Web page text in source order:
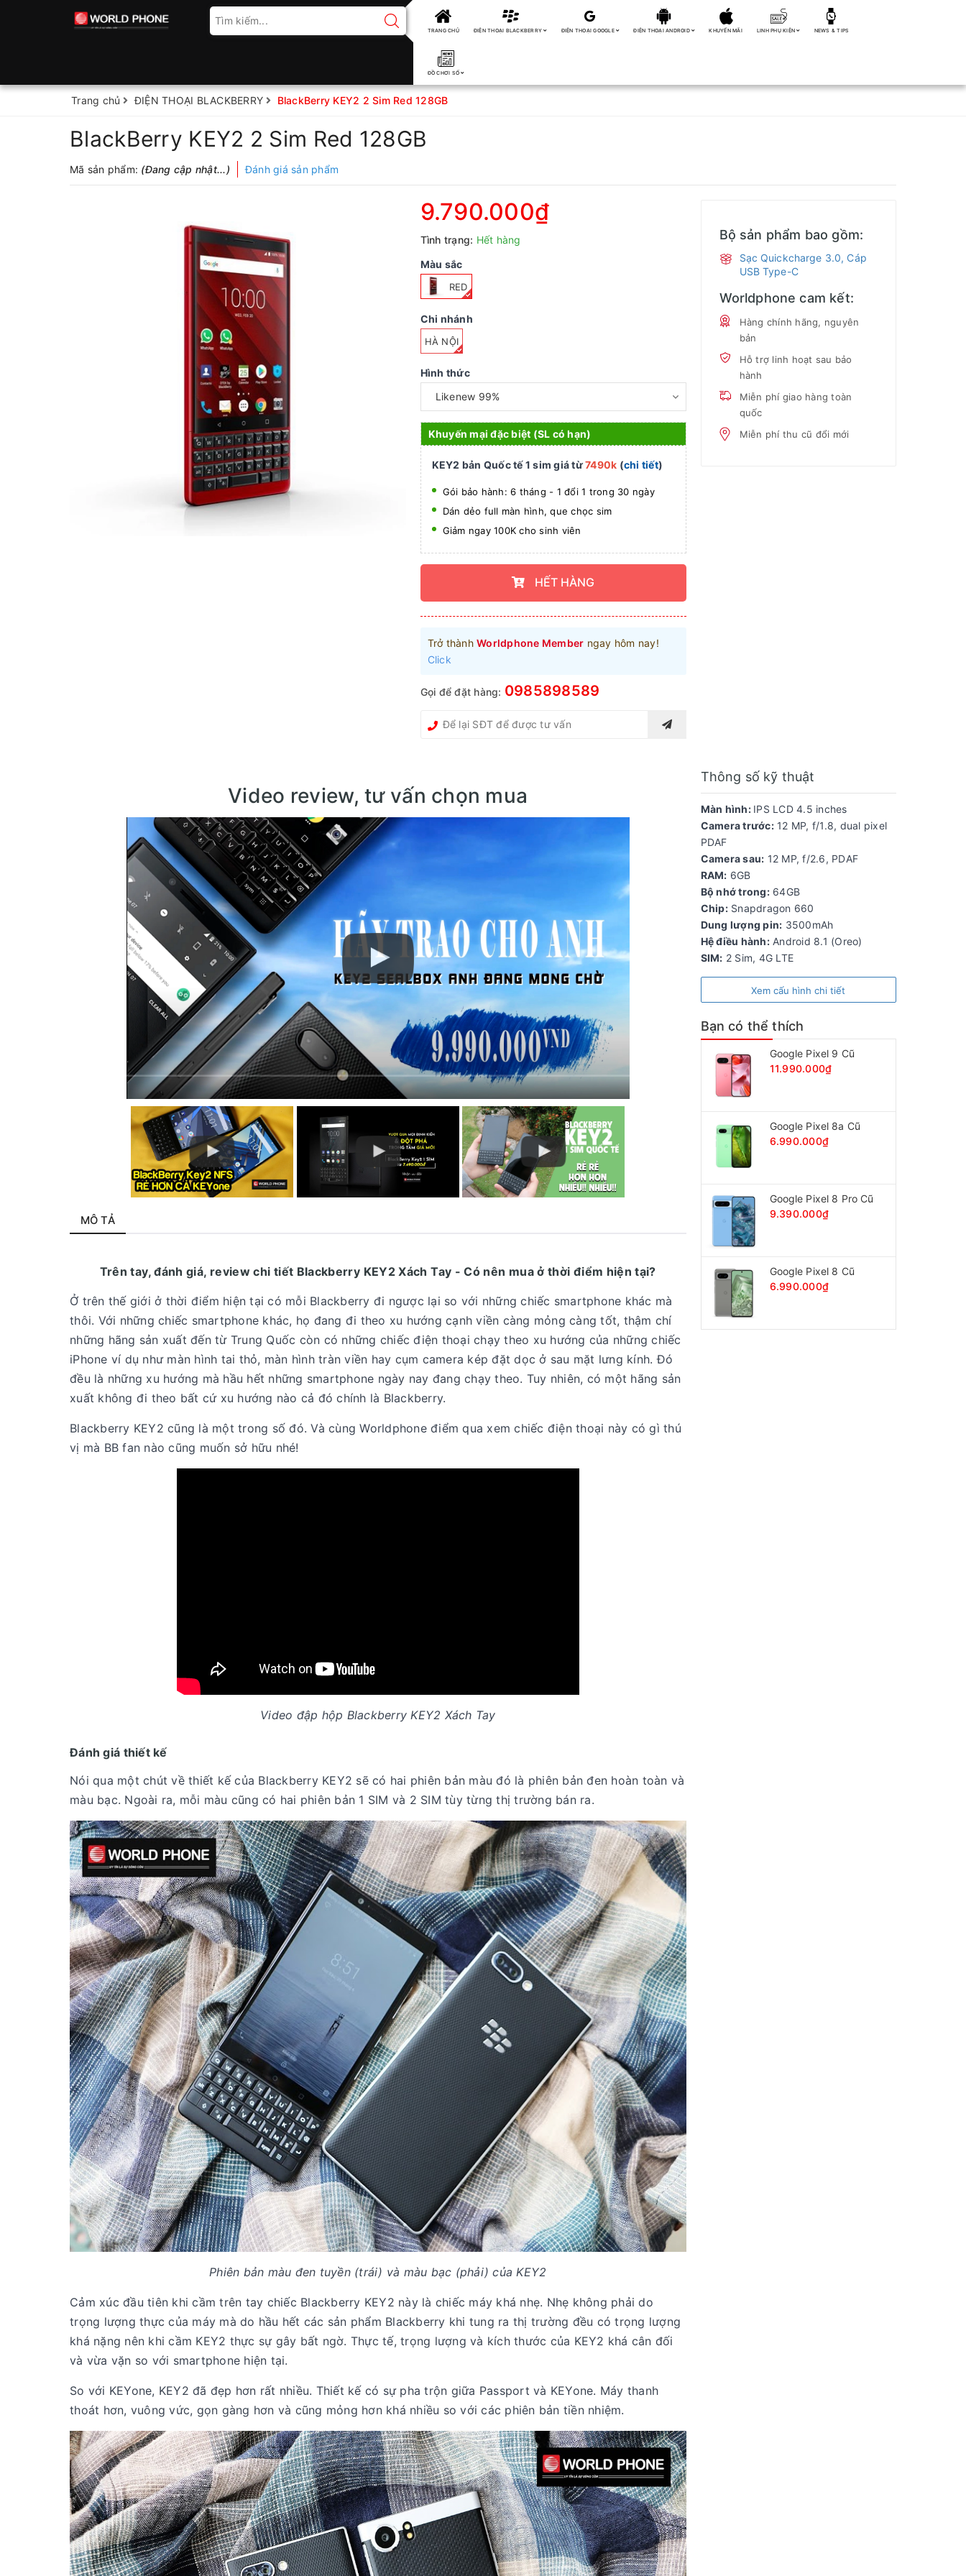
TRANG CHỦ ĐIỆN THOẠI BLACKBERRY ĐIỆN THOẠI GOOGLE ĐIỆN THOẠI ANDROID KHUYẾN MÃI LINH PHỤ KIỆN NEWS & TIPS
ĐỒ CHƠI SỐ
Trang chủ ĐIỆN THOẠI BLACKBERRY BlackBerry KEY2 2 Sim Red 128GB
BlackBerry KEY2 2 Sim Red 128GB
Mã sản phẩm: (Đang cập nhật...) Đánh giá sản phẩm
9.790.000₫
Tình trạng: Hết hàng
Màu sắc
RED
Chi nhánh
HÀ NỘI
Hình thức
Khuyến mại đặc biệt (SL có hạn)
KEY2 bản Quốc tế 1 sim giá từ7490k (chi tiết)
Gói bảo hành: 6 tháng - 1 đổi 1 trong 30 ngày
Dán dẻo full màn hình, que chọc sim
Giảm ngay 100K cho sinh viên
HẾT HÀNG
Trở thành Worldphone Member ngay hôm nay!
Click
Gọi để đặt hàng: 0985898589
Bộ sản phẩm bao gồm:
Sạc Quickcharge 3.0, Cáp
USB Type-C
Worldphone cam kết:
Hàng chính hãng, nguyên
bản
Hỗ trợ linh hoạt sau bảo
hành
Miễn phí giao hàng toàn
quốc
Miễn phí thu cũ đổi mới
Video review, tư vấn chọn mua
MÔ TẢ
Trên tay, đánh giá, review chi tiết Blackberry KEY2 Xách Tay - Có nên mua ở thời điểm hiện tại?
Ở trên thế giới ở thời điểm hiện tại có mỗi Blackberry đi ngược lại so với những chiếc smartphone khác mà
thôi. Với những chiếc smartphone khác, họ đang đi theo xu hướng cạnh viền càng mỏng càng tốt, thậm chí
những hãng sản xuất đến từ Trung Quốc còn có những chiếc điện thoại chạy theo xu hướng của những chiếc
iPhone ví dụ như màn hình tai thỏ, màn hình tràn viền hay cụm camera kép đặt dọc ở sau mặt lưng kính. Đó
đều là những xu hướng mà hầu hết những smartphone ngày nay đang chạy theo. Tuy nhiên, có một hãng sản
xuất không đi theo bất cứ xu hướng nào cả đó chính là Blackberry.
Blackberry KEY2 cũng là một trong số đó. Và cùng Worldphone điểm qua xem chiếc điện thoại này có gì thú
vị mà BB fan nào cũng muốn sở hữu nhé!
Video đập hộp Blackberry KEY2 Xách Tay
Đánh giá thiết kế
Nói qua một chút về thiết kế của Blackberry KEY2 sẽ có hai phiên bản màu đó là phiên bản đen hoàn toàn và
màu bạc. Ngoài ra, mỗi màu cũng có hai phiên bản 1 SIM và 2 SIM tùy từng thị trường bán ra.
Phiên bản màu đen tuyền (trái) và màu bạc (phải) của KEY2
Cảm xúc đầu tiên khi cầm trên tay chiếc Blackberry KEY2 này là chiếc máy khá nhẹ. Nhẹ không phải do
trọng lượng thực của máy mà do hầu hết các sản phẩm Blackberry khi tung ra thị trường đều có trọng lượng
khá nặng nên khi cầm KEY2 thực sự gây bất ngờ. Thực tế, trọng lượng và kích thước của KEY2 khá cân đối
và vừa vặn so với smartphone hiện tại.
So với KEYone, KEY2 đã đẹp hơn rất nhiều. Thiết kế có sự pha trộn giữa Passport và KEYone. Máy thanh
thoát hơn, vuông vức, gọn gàng hơn và cũng mỏng hơn khá nhiều so với các phiên bản tiền nhiệm.
Thông số kỹ thuật
Màn hình: IPS LCD 4.5 inches
Camera trước:12 MP, f/1.8, dual pixel
PDAF
Camera sau: 12 MP, f/2.6, PDAF
RAM: 6GB
Bộ nhớ trong:64GB
Chip:Snapdragon 660
Dung lượng pin: 3500mAh
Hệ điều hành:Android 8.1 (Oreo)
SIM: 2 Sim, 4G LTE
Xem cấu hình chi tiết
Bạn có thể thích
Google Pixel 9 Cũ
11.990.000₫
Google Pixel 8a Cũ
6.990.000₫
Google Pixel 8 Pro Cũ
9.390.000₫
Google Pixel 8 Cũ
6.990.000₫